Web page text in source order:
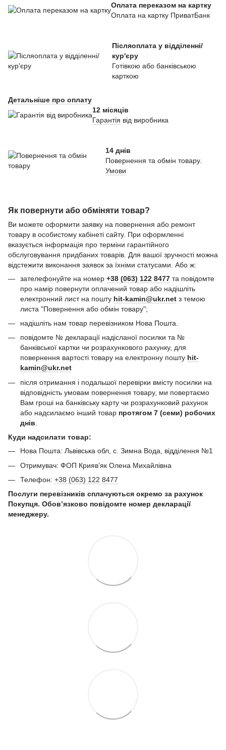
Оплата переказом на картку
Оплата на картку ПриватБанк
Післяоплата у відділенні/
кур'єру
Готівкою або банківською
карткою
Детальніше про оплату
12 місяців
Гарантія від виробника
14 днів
Повернення та обмін товару.
Умови
Як повернути або обміняти товар?
Ви можете оформити заявку на повернення або ремонт
товару в особистому кабінеті сайту. При оформленні
вказується інформація про терміни гарантійного
обслуговування придбаних товарів. Для вашої зручності можна
відстежити виконання заявок за їхніми статусами. Або ж:
зателефонуйте на номер +38 (063) 122 8477 та повідомте
про намір повернути оплачений товар або надішліть
електронний лист на пошту hit-kamin@ukr.net з темою
листа "Повернення або обмін товару";
надішліть нам товар перевізником Нова Пошта.
повідомте № декларації надісланої посилки та №
банківської картки чи розрахункового рахунку, для
повернення вартості товару на електронну пошту hit-
kamin@ukr.net
після отримання і подальшої перевірки вмісту посилки на
відповідність умовам повернення товару, ми повертаємо
Вам гроші на банківську карту чи розрахунковий рахунок
або надсилаємо інший товар протягом 7 (семи) робочих
днів
Куди надсилати товар:
Нова Пошта: Львівська обл, с. Зимна Вода, відділення №1
Отримувач: ФОП Криявʼяк Олена Михайлівна
Телефон: +38 (063) 122 8477
Послуги перевізників сплачуються окремо за рахунок
Покупця. Обов’язково повідомте номер декларації
менеджеру.